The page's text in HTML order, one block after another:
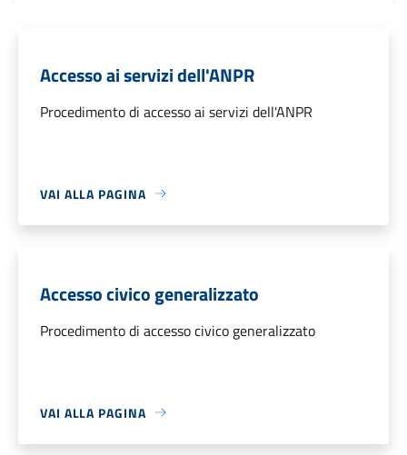
Accesso ai servizi dell'ANPR
Procedimento di accesso ai servizi dell'ANPR
VAI ALLA PAGINA
Accesso civico generalizzato
Procedimento di accesso civico generalizzato
VAI ALLA PAGINA